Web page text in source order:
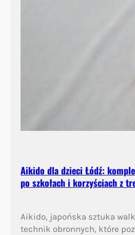
Aikido dla dzieci Łódź:
po szkołach i korzyściach z
Aikido, japońska sztuka
technik obronnych, które